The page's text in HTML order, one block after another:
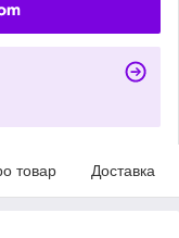
товар Доставка